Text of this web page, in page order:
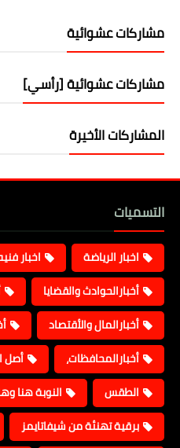
مشاركات عشوائية
مشاركات عشوائية [رأسي]
المشاركات الأخيرة
التسميات
اخبار الرياضة اخبار
أخبارالحوادث والقضايا
أخبارالمال والأقتصاد
أخبارالمحافظات،
أصل
الطقس
النوبة هنا
برقية تهنئة من شيفاتايمز